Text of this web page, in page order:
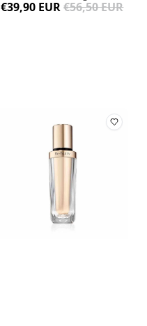
€39,90 EUR€56,50 EUR